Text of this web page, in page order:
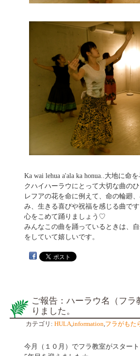
Ka wai lehua a'ala ka honua..大地に命
クハイハーラウにとって大切な曲のひ
レフアの花を命に例えて、命の輪廻
み、生きる喜びや祝福を感じる曲で
心をこめて踊りましょう♡
みんなこの曲を踊っているときは、
をしていて嬉しいです。
ご報告：ハーラウ名（フラ
りました。
カテゴリ: HULA,information,フラがもた
今月（１０月）でフラ教室がスタート